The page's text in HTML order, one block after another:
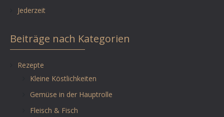
Jederzeit
Beiträge nach Kategorien
Rezepte
Kleine Köstlichkeiten
Gemüse in der Hauptrolle
Fleisch & Fisch